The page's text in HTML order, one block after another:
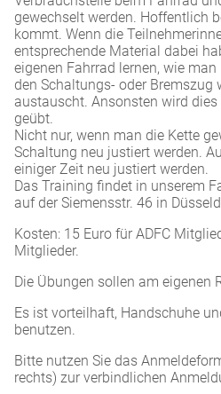
gewechselt werden. Hoffentlich
kommt. Wenn die
entsprechende Material dabei
eigenen Fahrrad lernen, wie
den Schaltungs- oder Bremszug
austauscht. Ansonsten wird
geübt.
Nicht nur, wenn man die Kette
Schaltung neu justiert werden.
einiger Zeit neu justiert werden.
Das Training findet in unserem
auf der Siemensstr. 46 in
Kosten: 15 Euro für ADFC
Mitglieder.
Die Übungen sollen am eigenen
Es ist vorteilhaft, Handschuhe
benutzen.
Bitte nutzen Sie das
rechts) zur verbindlichen